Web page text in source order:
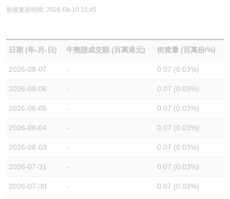
最後更新時間: 2026-08-10 15:45
日期 (年-月-日) 牛熊證成交額 (百萬港元) 街貨量 (百萬份/%)
2026-08-07 - 0.07 (0.03%)
2026-08-06 - 0.07 (0.03%)
2026-08-05 - 0.07 (0.03%)
2026-08-04 - 0.07 (0.03%)
2026-08-03 - 0.07 (0.03%)
2026-07-31 - 0.07 (0.03%)
2026-07-30 - 0.07 (0.03%)